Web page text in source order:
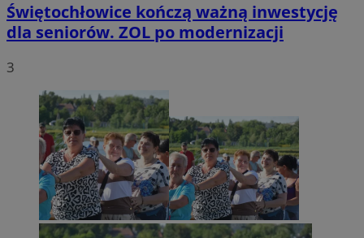
Świętochłowice kończą ważną inwestycję
dla seniorów. ZOL po modernizacji
3